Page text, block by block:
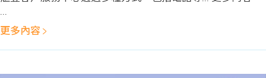
...
更多內容